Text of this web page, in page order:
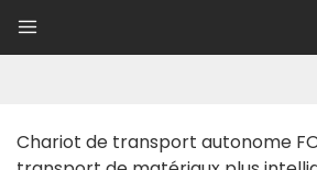
Chariot de transport autonome